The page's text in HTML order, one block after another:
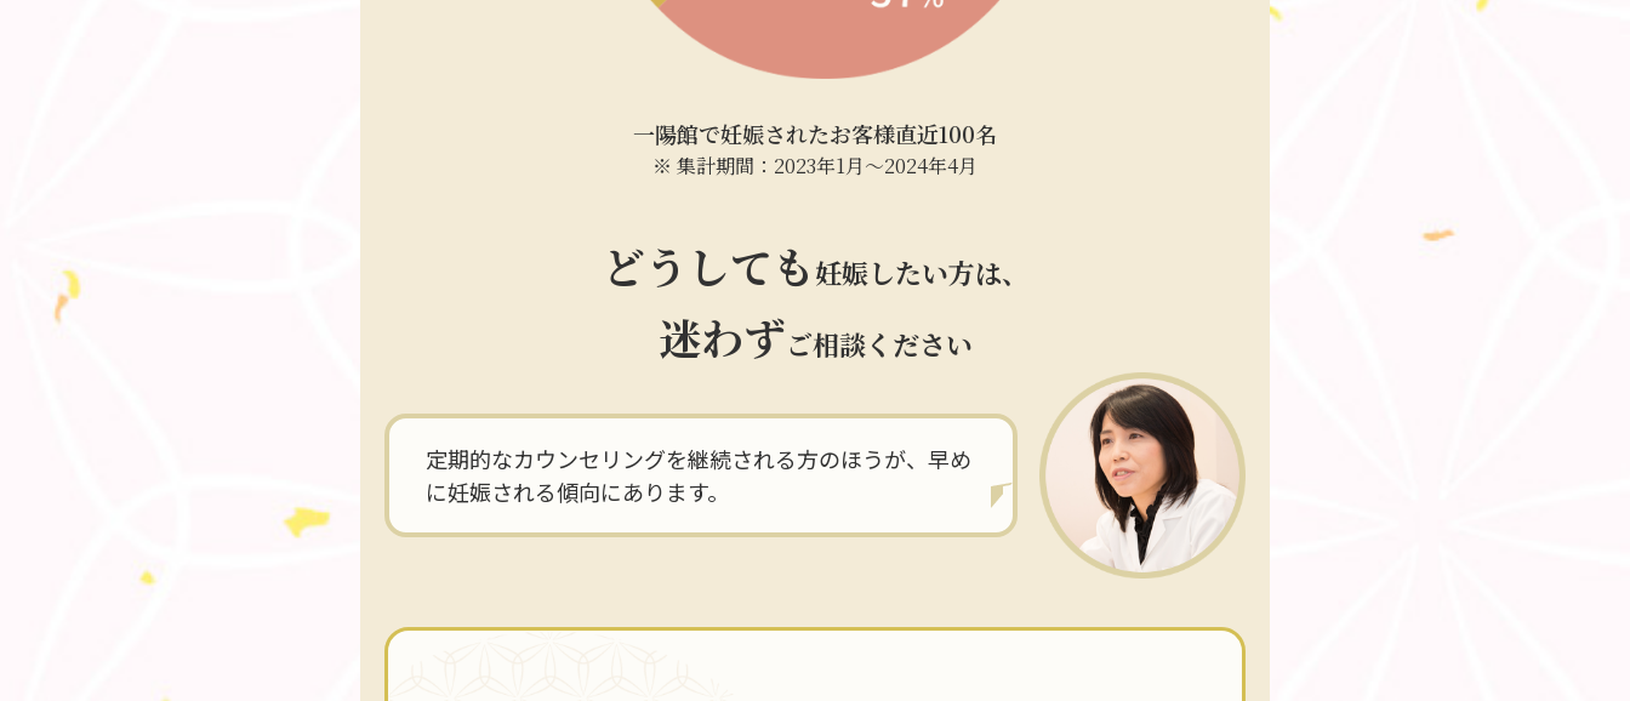
一陽館で妊娠されたお客様直近100名
集計期間：2023年1月～2024年4月
どうしても 妊娠したい方は、
迷わずご相談ください
定期的なカウンセリングを継続される方のほうが、早め
に妊娠される傾向にあります。